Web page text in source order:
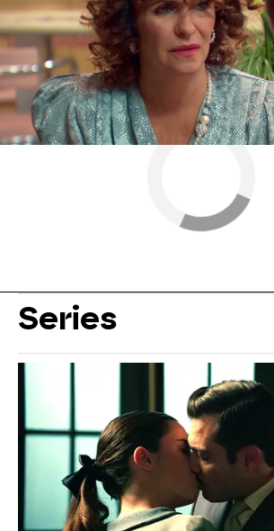
Antena 3 » Series » Amar es para siempre
Series